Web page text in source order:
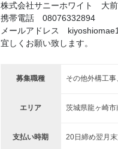
株式会社サニーホワイト 大前
携帯電話 08076332894
メールアドレス
宜しくお願い致します。
募集職種 その他外構工
エリア 茨城県龍ヶ崎
支払い時期 20日締め翌月